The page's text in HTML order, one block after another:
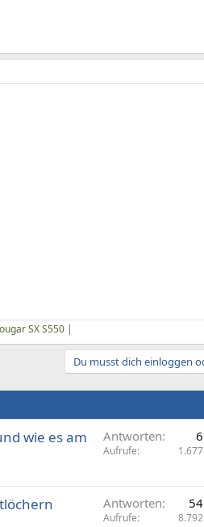
SX S550 |
Du musst dich einloggen
wie es am
Antworten 6
Aufrufe 1.677
Antworten 54
Aufrufe 8.792